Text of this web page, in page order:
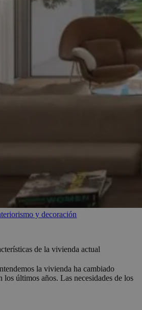
y decoración
de la vivienda actual
la vivienda ha cambiado
los últimos años. Las necesidades de los